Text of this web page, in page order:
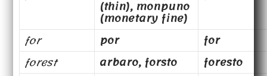
(thin), monpuno
(monetary fine)
for por
for
forest
arbaro, forsto
foresto